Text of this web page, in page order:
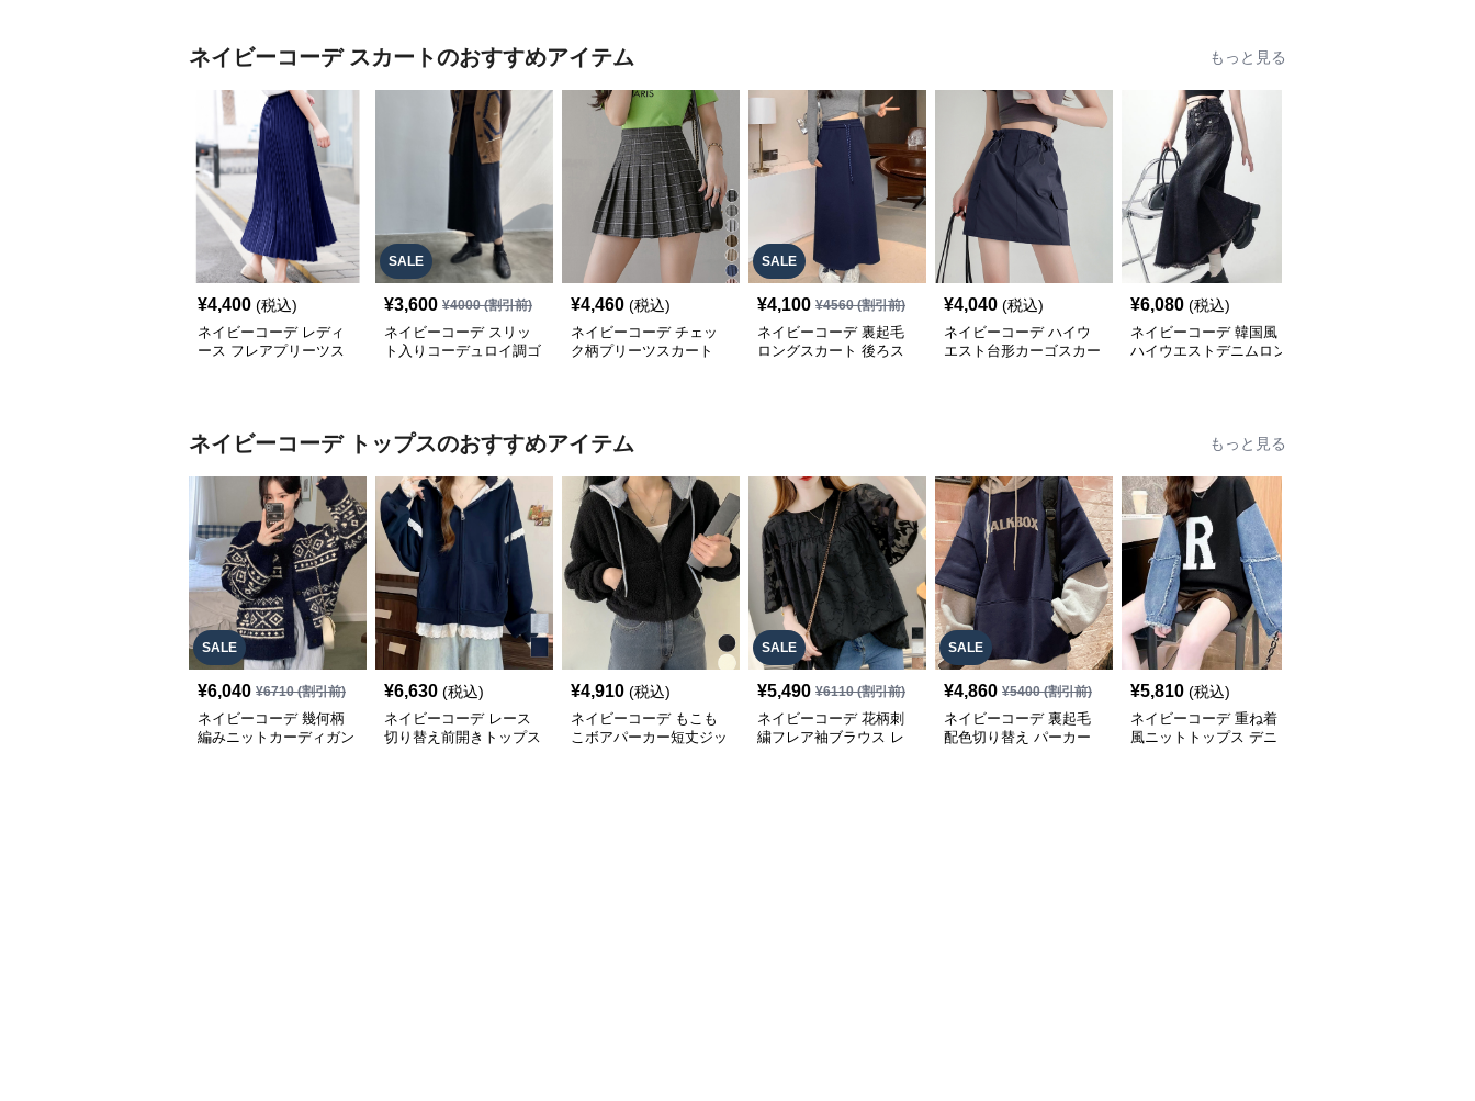
ネイビーコーデ スカートのおすすめアイテム もっと見る
¥4,400 (税込)
ネイビーコーデ レディ
ース フレアプリーツス
SALE
¥3,600 ¥4000(割引前)
ネイビーコーデ スリッ
ト入りコーデュロイ調ゴ
¥4,460 (税込)
ネイビーコーデ チェッ
ク柄プリーツスカート
SALE
¥4,100 ¥4560(割引前)
ネイビーコーデ 裏起毛
ロングスカート 後ろス
¥4,040 (税込)
ネイビーコーデ ハイウ
エスト台形カーゴスカー
¥6,080 (税込)
ネイビーコーデ 韓国風
ハイウエストデニムロン
ネイビーコーデ トップスのおすすめアイテム もっと見る
SALE
¥6,040 ¥6710(割引前)
ネイビーコーデ 幾何柄
編みニットカーディガン
¥6,630 (税込)
ネイビーコーデ レース
切り替え前開きトップス
¥4,910 (税込)
ネイビーコーデ もこも
こボアパーカー短丈ジッ
SALE
¥5,490 ¥6110(割引前)
ネイビーコーデ 花柄刺
繍フレア袖ブラウス レ
SALE
¥4,860 ¥5400(割引前)
ネイビーコーデ 裏起毛
配色切り替え パーカー
¥5,810 (税込)
ネイビーコーデ 重ね着
風ニットトップス デニ